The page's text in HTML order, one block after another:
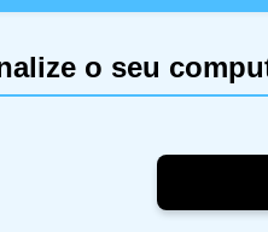
o seu